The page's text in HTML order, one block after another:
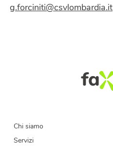
g.forciniti@csvlombardia.it
Chi siamo
Servizi